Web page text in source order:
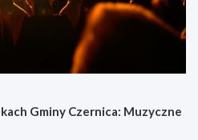
Gminy Czernica: Muzyczne